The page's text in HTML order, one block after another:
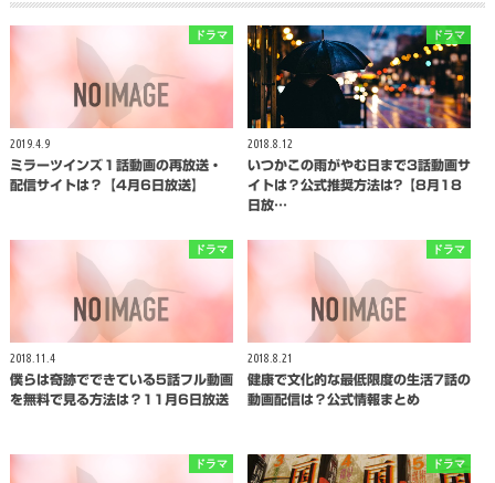
ドラマ
2019.4.9
ミラーツインズ１話動画の再放送・
配信サイトは？【4月6日放送】
ドラマ
2018.8.12
いつかこの雨がやむ日まで3話動画サ
イトは？公式推奨方法は?【8月18
日放…
ドラマ
2018.11.4
僕らは奇跡でできている5話フル動画
を無料で見る方法は？11月6日放送
ドラマ
2018.8.21
健康で文化的な最低限度の生活7話の
動画配信は？公式情報まとめ
ドラマ ドラマ